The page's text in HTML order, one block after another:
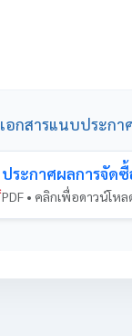
เอกสารแนบประกา
ประกาศผลการจัดซื้
PDF • คลิกเพื่อดาวน์โหล